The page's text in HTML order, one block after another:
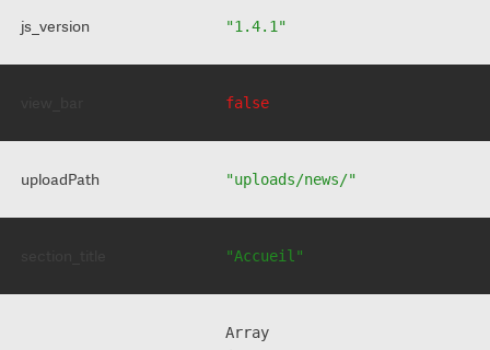
js_version "1.4.1"
false
uploadPath "uploads/news/"
"Accueil"
Array